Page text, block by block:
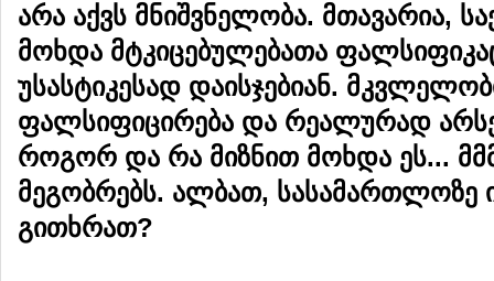
არა აქვს მნიშვნელობა. მთავარია,
მოხდა მტკიცებულებათა
უსასტიკესად დაისჯებიან.
ფალსიფიცირება და რეალურად
როგორ და რა მიზნით მოხდა ეს...
მეგობრებს. ალბათ, სასამართლოზე
გითხრათ?